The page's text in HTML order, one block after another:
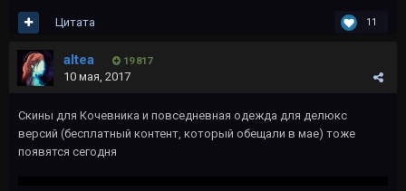
11
Цитата
altea 19 817
10 мая, 2017
Скины для Кочевника и повседневная одежда для делюкс
версий (бесплатный контент, который обещали в мае) тоже
появятся сегодня